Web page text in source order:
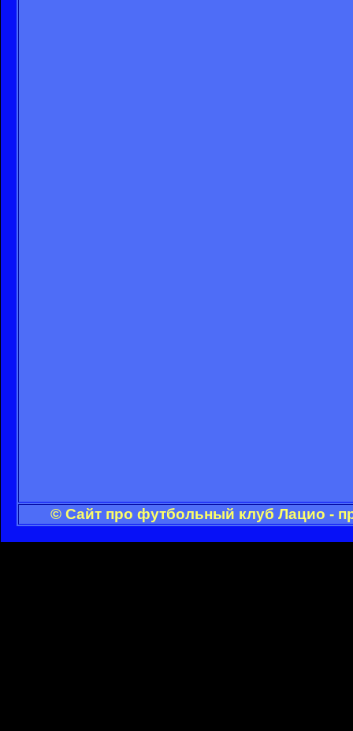
© Сайт про футбольный клуб Лацио -